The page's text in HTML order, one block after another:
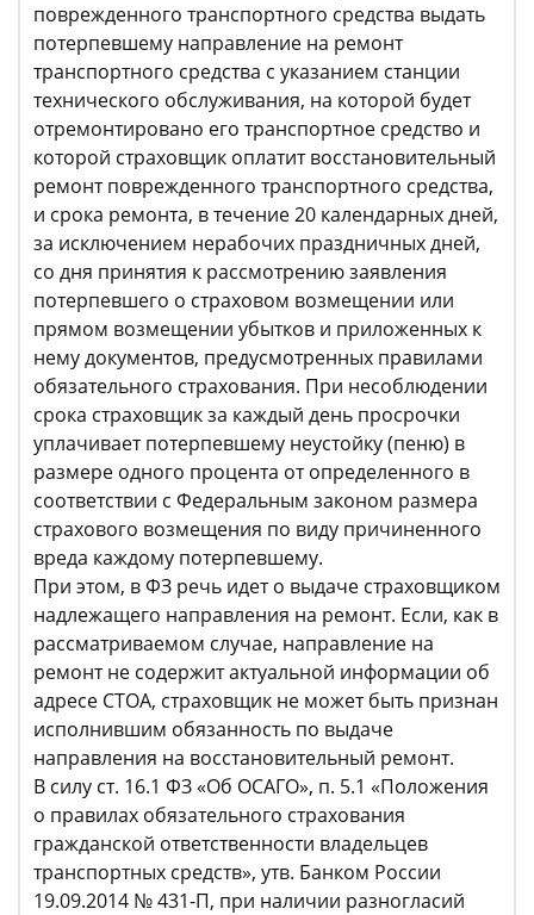
поврежденного транспортного средства выдать
потерпевшему направление на ремонт
транспортного средства с указанием станции
технического обслуживания, на которой будет
отремонтировано его транспортное средство и
которой страховщик оплатит восстановительный
ремонт поврежденного транспортного средства,
и срока ремонта, в течение 20 календарных дней,
за исключением нерабочих праздничных дней,
со дня принятия к рассмотрению заявления
потерпевшего о страховом возмещении или
прямом возмещении убытков и приложенных к
нему документов, предусмотренных правилами
обязательного страхования. При несоблюдении
срока страховщик за каждый день просрочки
уплачивает потерпевшему неустойку (пеню) в
размере одного процента от определенного в
соответствии с Федеральным законом размера
страхового возмещения по виду причиненного
вреда каждому потерпевшему.
При этом, в ФЗ речь идет о выдаче страховщиком
надлежащего направления на ремонт. Если, как в
рассматриваемом случае, направление на
ремонт не содержит актуальной информации об
адресе СТОА, страховщик не может быть признан
исполнившим обязанность по выдаче
направления на восстановительный ремонт.
В силу ст. 16.1 ФЗ «Об ОСАГО», п. 5.1 «Положения
о правилах обязательного страхования
гражданской ответственности владельцев
транспортных средств», утв. Банком России
19.09.2014 № 431-П, при наличии разногласий